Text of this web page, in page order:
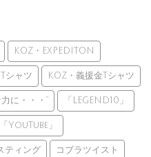
KOZ・EXPEDITON
シャツ KOZ・義援金Tシャツ
に・・・” 「LEGEND10」
「YouTube」
ティング コブラツイスト